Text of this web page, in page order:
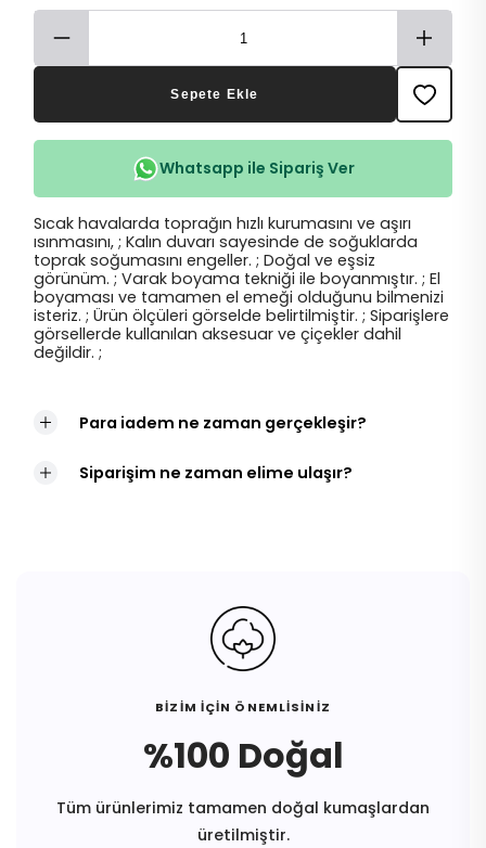
Sepete Ekle
Whatsapp ile Sipariş Ver
Sıcak havalarda toprağın hızlı kurumasını ve aşırı
ısınmasını, ; Kalın duvarı sayesinde de soğuklarda
toprak soğumasını engeller. ; Doğal ve eşsiz
görünüm. ; Varak boyama tekniği ile boyanmıştır. ; El
boyaması ve tamamen el emeği olduğunu bilmenizi
isteriz. ; Ürün ölçüleri görselde belirtilmiştir. ; Siparişlere
görsellerde kullanılan aksesuar ve çiçekler dahil
değildir. ;
Para iadem ne zaman gerçekleşir?
Siparişim ne zaman elime ulaşır?
BİZİM İÇİN ÖNEMLİSİNİZ
%100 Doğal
Tüm ürünlerimiz tamamen doğal kumaşlardan
üretilmiştir.